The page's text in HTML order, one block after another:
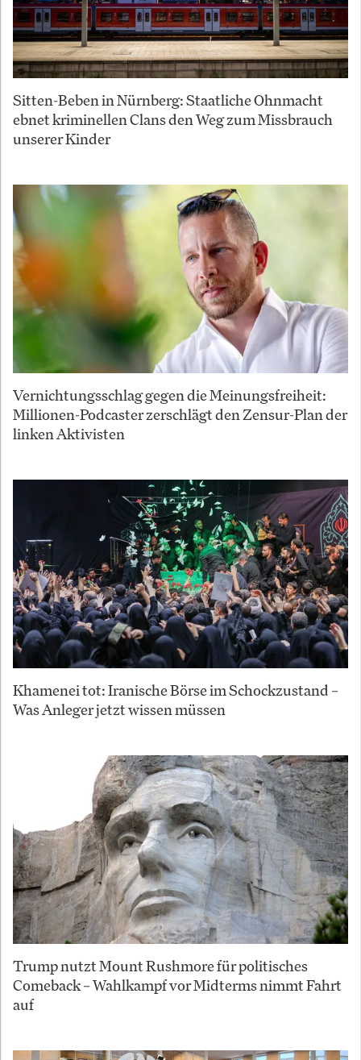
Sitten-Beben in Nürnberg: Staatliche Ohnmacht
ebnet kriminellen Clans den Weg zum Missbrauch
unserer Kinder
Vernichtungsschlag gegen die Meinungsfreiheit:
Millionen-Podcaster zerschlägt den Zensur-Plan der
linken Aktivisten
Khamenei tot: Iranische Börse im Schockzustand –
Was Anleger jetzt wissen müssen
Trump nutzt Mount Rushmore für politisches
Comeback – Wahlkampf vor Midterms nimmt Fahrt
auf